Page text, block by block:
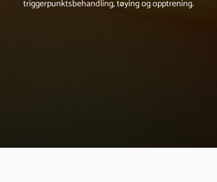
triggerpunktsbehandling, tøying og opptrening.